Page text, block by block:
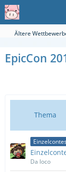
Ältere
EpicCon
Thema
Da loco